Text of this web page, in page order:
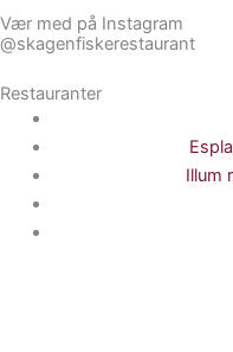
Vær med på Instagram
@skagenfiskerestaurant
Restauranter
Illum